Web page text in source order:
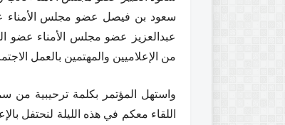
سعود بن فيصل عضو مجلس الأمناء
عبدالعزيز عضو مجلس الأمناء عضو
من الإعلاميين والمهتمين بالعمل
واستهل المؤتمر بكلمة ترحيبية من
اللقاء معكم في هذه الليلة لنحتفل